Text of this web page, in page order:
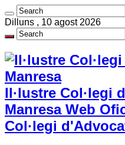
Dilluns , 10 agost 2026
Il·lustre Col·legi
Manresa Web
Col·legi